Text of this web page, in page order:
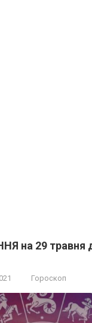
на 29 травня
Гороскоп